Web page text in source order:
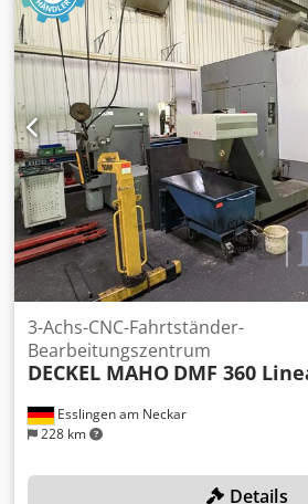
Esslingen am Neckar
228 km
3-Achs-CNC-Fahrtständer-
Bearbeitungszentrum
DECKEL MAHO DMF 360
Details